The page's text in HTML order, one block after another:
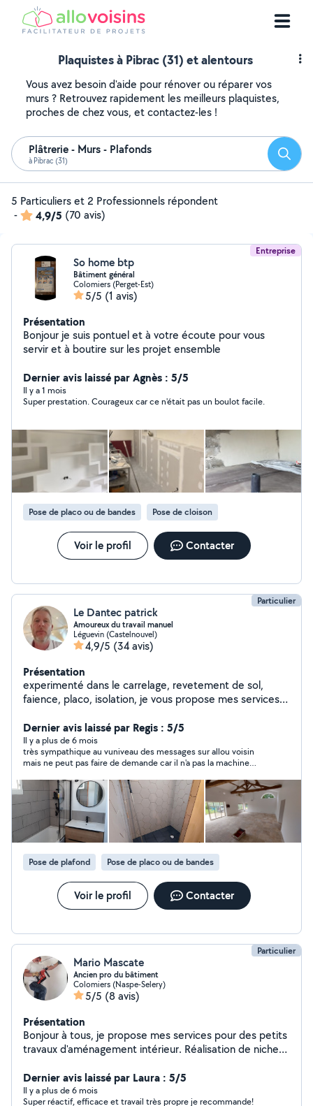
Plaquistes à Pibrac (31) et alentours
Vous avez besoin d'aide pour rénover ou réparer vos
murs ? Retrouvez rapidement les meilleurs plaquistes,
proches de chez vous, et contactez-les !
Plâtrerie - Murs - Plafonds
à Pibrac (31)
5 Particuliers et 2 Professionnels répondent
-
4,9/5 (70 avis)
Entreprise
So home btp
Bâtiment général
Colomiers (Perget-Est)
5/5 (1 avis)
Présentation
Bonjour je suis pontuel et à votre écoute pour vous
servir et à boutire sur les projet ensemble
Dernier avis laissé par Agnès : 5/5
Il y a 1 mois
Super prestation. Courageux car ce n'était pas un boulot facile.
Pose de placo ou de bandes Pose de cloison
Voir le profil Contacter
Particulier
Le Dantec patrick
Amoureux du travail manuel
Léguevin (Castelnouvel)
4,9/5 (34 avis)
Présentation
experimenté dans le carrelage, revetement de sol,
faience, placo, isolation, je vous propose mes services
Dernier avis laissé par Regis : 5/5
Il y a plus de 6 mois
très sympathique au vuniveau des messages sur allou voisin
mais ne peut pas faire de demande car il n'a pas la machine
Pose de plafond Pose de placo ou de bandes
Voir le profil Contacter
Particulier
Mario Mascate
Ancien pro du bâtiment
Colomiers (Naspe-Selery)
5/5 (8 avis)
Présentation
Bonjour à tous, je propose mes services pour des petits
travaux d'aménagement intérieur. Réalisation de niches
je suis sérieux et fiable, autonome et outillé .
Dernier avis laissé par Laura : 5/5
Il y a plus de 6 mois
Super réactif, efficace et travail très propre je recommande!